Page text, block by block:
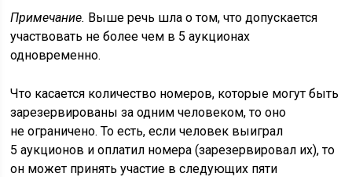
Примечание. Выше речь шла о том, что допускается
участвовать не более чем в 5 аукционах
одновременно.
Что касается количество номеров, которые могут быть
зарезервированы за одним человеком, то оно
не ограничено. То есть, если человек выиграл
5 аукционов и оплатил номера (зарезервировал их), то
он может принять участие в следующих пяти